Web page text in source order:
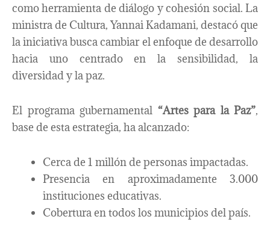
como herramienta de diálogo y cohesión social. La
ministra de Cultura, Yannai Kadamani, destacó que
la iniciativa busca cambiar el enfoque de desarrollo
hacia uno centrado en la sensibilidad, la
diversidad y la paz.
El programa gubernamental “Artes para la Paz”,
base de esta estrategia, ha alcanzado:
Cerca de 1 millón de personas impactadas.
Presencia en aproximadamente 3.000
instituciones educativas.
Cobertura en todos los municipios del país.